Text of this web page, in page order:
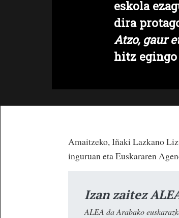
eskola
dira
Atzo, gaur
hitz egingo
Amaitzeko,Iñaki Lazkano
inguruan etaEuskararen
Izan zaitez
ALEA da Arabako